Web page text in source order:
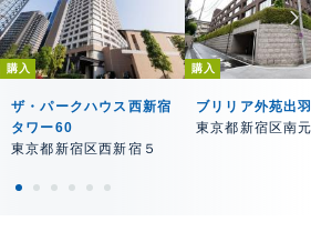
購入
ザ・パークハウス西新宿
タワー60
東京都新宿区西新宿５
購入
ブリリア外苑出
東京都新宿区南